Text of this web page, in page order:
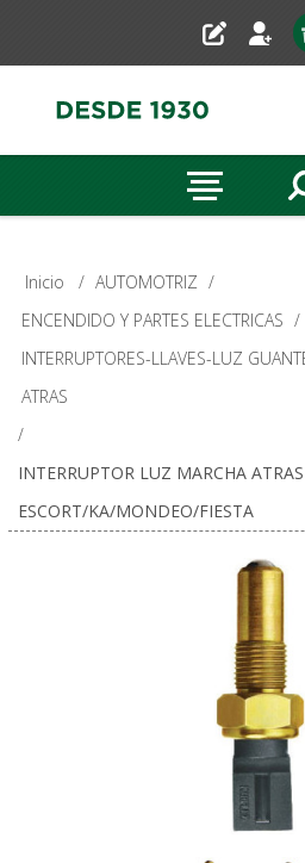
Inicio / AUTOMOTRIZ /
ENCENDIDO Y PARTES ELECTRICAS /
INTERRUPTORES-LLAVES-LUZ
ATRAS
/
INTERRUPTOR LUZ MARCHA
ESCORT/KA/MONDEO/FIESTA